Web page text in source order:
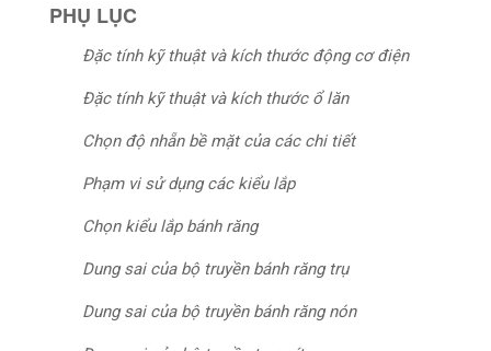
PHỤ LỤC
Đặc tính kỹ thuật và kích thước động cơ điện
Đặc tính kỹ thuật và kích thước ổ lăn
Chọn độ nhẵn bề mặt của các chi tiết
Phạm vi sử dụng các kiểu lắp
Chọn kiểu lắp bánh răng
Dung sai của bộ truyền bánh răng trụ
Dung sai của bộ truyền bánh răng nón